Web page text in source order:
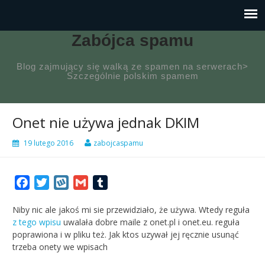
Zabójca spamu
Blog zajmujący się walką ze spamen na serwerach>
Szczególnie polskim spamem
Onet nie używa jednak DKIM
19 lutego 2016 zabojcaspamu
FacebookTwitterWykopGmail
Niby nic ale jakoś mi sie przewidziało, że używa. Wtedy reguła
z tego wpisu uwalała dobre maile z onet.pl i onet.eu. reguła
poprawiona i w pliku też. Jak ktos uzywał jej ręcznie usunąć
trzeba onety we wpisach